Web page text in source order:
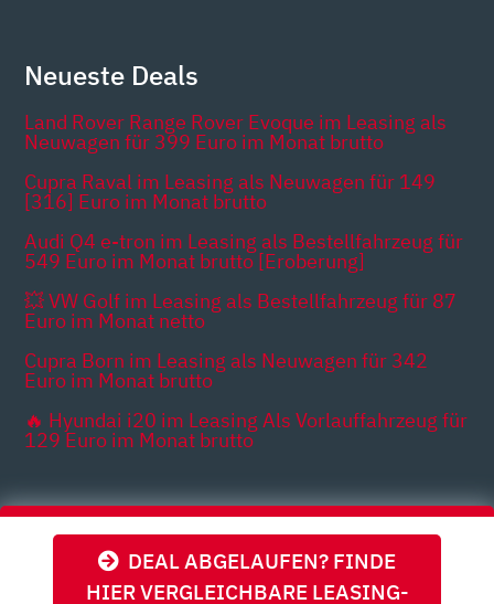
DEAL ABGELAUFEN? FINDE
HIER VERGLEICHBARE LEASING-
Neueste Deals
Land Rover Range Rover Evoque im Leasing als
Neuwagen für 399 Euro im Monat brutto
Cupra Raval im Leasing als Neuwagen für 149
[316] Euro im Monat brutto
Audi Q4 e-tron im Leasing als Bestellfahrzeug für
549 Euro im Monat brutto [Eroberung]
💥 VW Golf im Leasing als Bestellfahrzeug für 87
Euro im Monat netto
Cupra Born im Leasing als Neuwagen für 342
Euro im Monat brutto
🔥 Hyundai i20 im Leasing Als Vorlauffahrzeug für
129 Euro im Monat brutto